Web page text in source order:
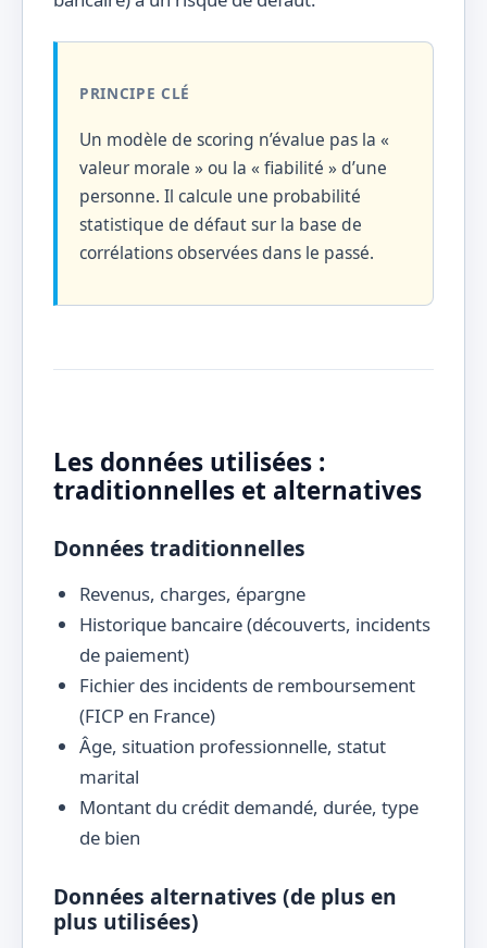
PRINCIPE CLÉ
Un modèle de scoring n’évalue pas la «
valeur morale » ou la « fiabilité » d’une
personne. Il calcule une probabilité
statistique de défaut sur la base de
corrélations observées dans le passé.
Les données utilisées :
traditionnelles et alternatives
Données traditionnelles
Revenus, charges, épargne
Historique bancaire (découverts, incidents
de paiement)
Fichier des incidents de remboursement
(FICP en France)
Âge, situation professionnelle, statut
marital
Montant du crédit demandé, durée, type
de bien
Données alternatives (de plus en
plus utilisées)